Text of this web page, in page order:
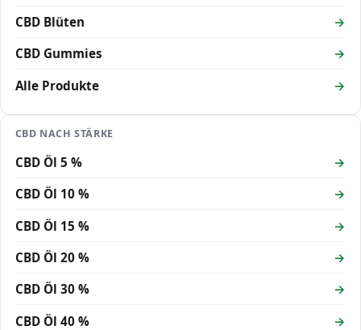
CBD Blüten
CBD Gummies
Alle Produkte
CBD NACH STÄRKE
CBD Öl 5 %
CBD Öl 10 %
CBD Öl 15 %
CBD Öl 20 %
CBD Öl 30 %
CBD Öl 40 %